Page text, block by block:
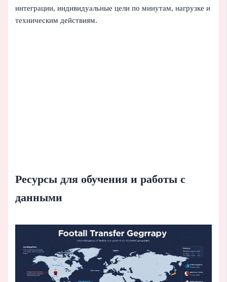
интеграции, индивидуальные цели по минутам, нагрузке и
техническим действиям.
Ресурсы для обучения и работы с
данными